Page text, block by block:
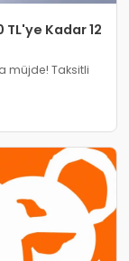
Kadar 12
müjde! Taksitli